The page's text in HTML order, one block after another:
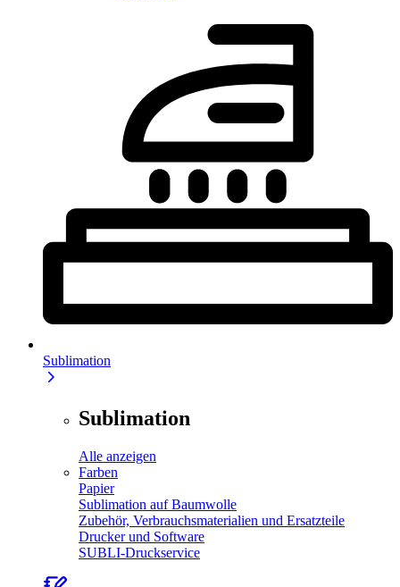
Sublimation
Sublimation
Alle anzeigen
Farben
Papier
Sublimation auf Baumwolle
Zubehör, Verbrauchsmaterialien und Ersatzteile
Drucker und Software
SUBLI-Druckservice